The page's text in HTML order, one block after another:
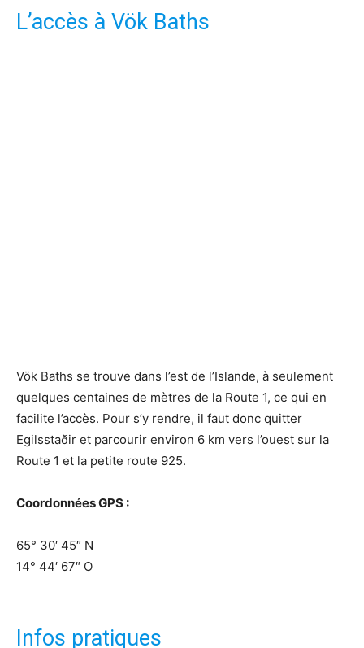
L’accès à Vök Baths
Vök Baths se trouve dans l’est de l’Islande, à seulement
quelques centaines de mètres de la Route 1, ce qui en
facilite l’accès. Pour s’y rendre, il faut donc quitter
Egilsstaðir et parcourir environ 6 km vers l’ouest sur la
Route 1 et la petite route 925.
Coordonnées GPS :
65° 30′ 45″ N
14° 44′ 67″ O
Infos pratiques